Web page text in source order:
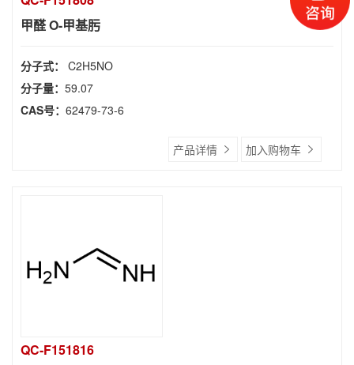
甲醛 O-甲基肟
分子式： C2H5NO
分子量： 59.07
CAS号： 62479-73-6
产品详情 加入购物车
QC-F151816